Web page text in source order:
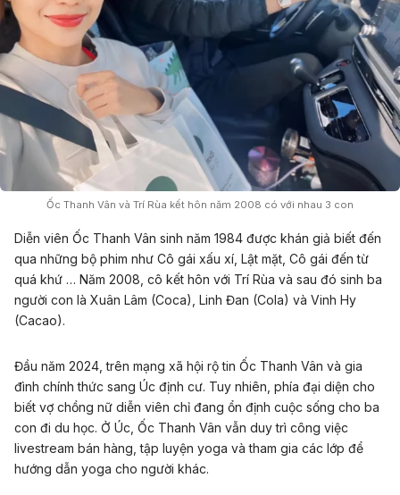
Ốc Thanh Vân và Trí Rùa kết hôn năm 2008 có với nhau 3 con
Diễn viên Ốc Thanh Vân sinh năm 1984 được khán giả biết đến
qua những bộ phim như Cô gái xấu xí, Lật mặt, Cô gái đến từ
quá khứ … Năm 2008, cô kết hôn với Trí Rùa và sau đó sinh ba
người con là Xuân Lâm (Coca), Linh Đan (Cola) và Vinh Hy
(Cacao).
Đầu năm 2024, trên mạng xã hội rộ tin Ốc Thanh Vân và gia
đình chính thức sang Úc định cư. Tuy nhiên, phía đại diện cho
biết vợ chồng nữ diễn viên chỉ đang ổn định cuộc sống cho ba
con đi du học. Ở Úc, Ốc Thanh Vân vẫn duy trì công việc
livestream bán hàng, tập luyện yoga và tham gia các lớp để
hướng dẫn yoga cho người khác.